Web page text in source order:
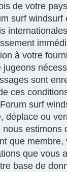
de votre
surf windsurf
à votre
jugeons
sont
ces
surf
déplace ou
estimons
que
que vous
base de